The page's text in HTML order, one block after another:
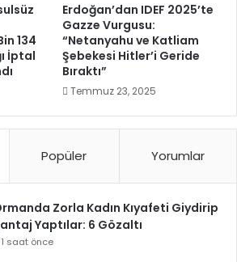
134
İptal
Erdoğan’dan IDEF 2025’te
Gazze Vurgusu:
“Netanyahu ve Katliam
Şebekesi Hitler’i Geride
Bıraktı”
Temmuz 23, 2025
Popüler Yorumlar
Zorla Kadın Kıyafeti Giydirip
Yaptılar: 6 Gözaltı
1 saat önce